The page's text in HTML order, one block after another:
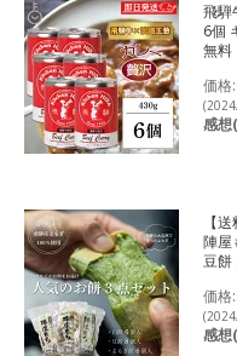
飛騨
6個
無料
価格:
感想
【
陣屋
豆餅
価格:
感想